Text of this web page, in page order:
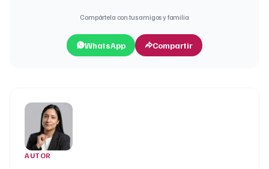
Compártela con tus amigos y familia
WhatsApp Compartir
AUTOR